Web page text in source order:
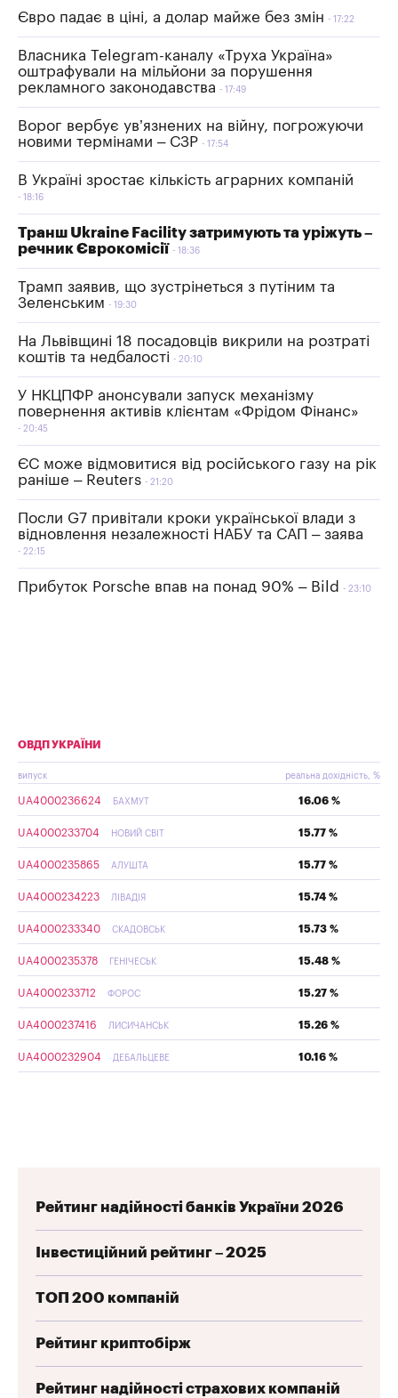
Євро падає в ціні, а долар майже без змін 17:22
Власника Telegram-каналу «Труха Україна»
оштрафували на мільйони за порушення
рекламного законодавства
17:49
Ворог вербує ув’язнених на війну, погрожуючи
новими термінами – СЗР
17:54
В Україні зростає кількість аграрних компаній
18:16
Транш Ukraine Facility затримують та уріжуть –
речник Єврокомісії
18:36
Трамп заявив, що зустрінеться з путіним та
Зеленським
19:30
На Львівщині 18 посадовців викрили на розтраті
коштів та недбалості
20:10
У НКЦПФР анонсували запуск механізму
повернення активів клієнтам «Фрідом Фінанс»
20:45
ЄС може відмовитися від російського газу на рік
раніше – Reuters
21:20
Посли G7 привітали кроки української влади з
відновлення незалежності НАБУ та САП – заява
22:15
Прибуток Porsche впав на понад 90% – Bild 23:10
ОВДП УКРАЇНИ
випуск реальна дохідність, %
UA4000236624 БАХМУТ 16.06 %
UA4000233704 НОВИЙ СВІТ 15.77 %
UA4000235865 АЛУШТА 15.77 %
UA4000234223 ЛІВАДІЯ 15.74 %
UA4000233340 СКАДОВСЬК 15.73 %
UA4000235378 ГЕНІЧЕСЬК 15.48 %
UA4000233712 ФОРОС 15.27 %
UA4000237416 ЛИСИЧАНСЬК 15.26 %
UA4000232904 ДЕБАЛЬЦЕВЕ 10.16 %
Рейтинг надійності банків України 2026
Інвестиційний рейтинг – 2025
ТОП 200 компаній
Рейтинг криптобірж
Рейтинг надійності страхових компаній